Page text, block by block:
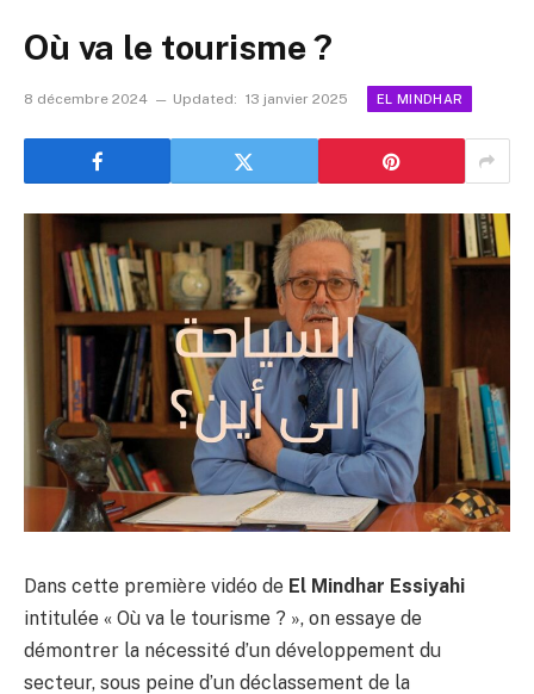
Où va le tourisme ?
8 décembre 2024 Updated: 13 janvier 2025 EL MINDHAR
Dans cette première vidéo de El Mindhar Essiyahi
intitulée « Où va le tourisme ? », on essaye de
démontrer la nécessité d’un développement du
secteur, sous peine d’un déclassement de la